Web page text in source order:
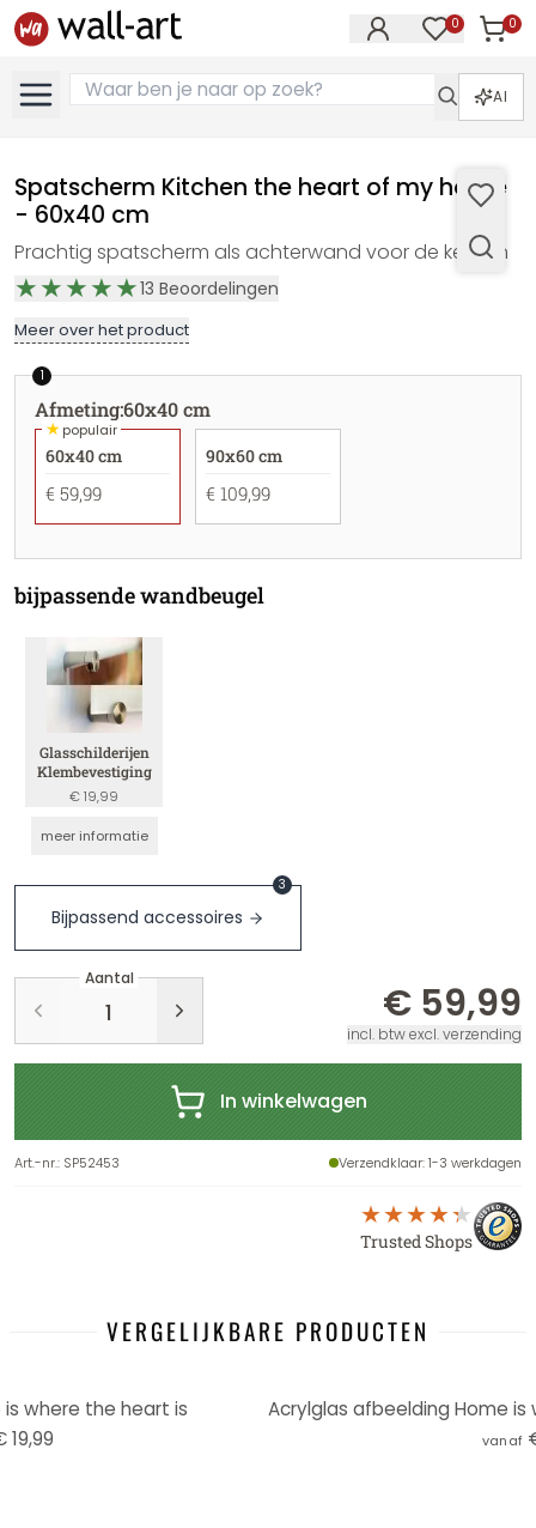
0 0
AI
Spatscherm Kitchen the heart of my home
- 60x40 cm
Prachtig spatscherm als achterwand voor de keuken
13 Beoordelingen
Meer over het product
1
Afmeting:60x40 cm
★populair
60x40 cm
€ 59,99
90x60 cm
€ 109,99
bijpassende wandbeugel
Glasschilderijen
Klembevestiging
€ 19,99
meer informatie
Bijpassend accessoires
3
Aantal
€ 59,99
incl. btw excl. verzending
In winkelwagen
Art.-nr.: SP52453 Verzendklaar: 1-3 werkdagen
Trusted Shops
VERGELIJKBARE PRODUCTEN
is where the heart is
19,99
vanaf